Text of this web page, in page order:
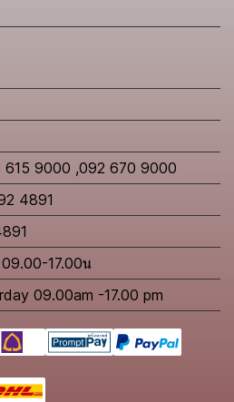
9000 ,092 670 9000
4891
09.00-17.00น
09.00am -17.00 pm